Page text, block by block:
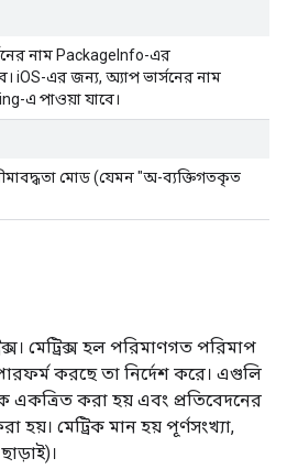
নাম PackageInfo-এর
iOS-এর জন্য, অ্যাপ ভার্সনের নাম
এ পাওয়া যাবে।
মোড (যেমন "অ-ব্যক্তিগতকৃত
মেট্রিক্স হল পরিমাণগত পরিমাপ
করছে তা নির্দেশ করে। এগুলি
একত্রিত করা হয় এবং প্রতিবেদনের
হয়। মেট্রিক মান হয় পূর্ণসংখ্যা,